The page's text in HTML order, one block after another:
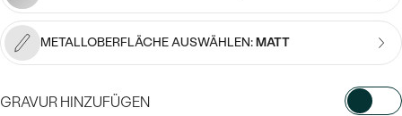
MIT FARBIGEN DIAMANTEN
PLATIN
NACH STEIN
DIAMANTSCHMUCK
NACH PREIS
PREISWERTE
LUXURIÖSE
MIT EDELSTEIN
PERLENKETTEN
NACH PREIS
NACH PREIS
METALLOBERFLÄCHE AUSWÄHLEN:MATT
GRAVUR HINZUFÜGEN